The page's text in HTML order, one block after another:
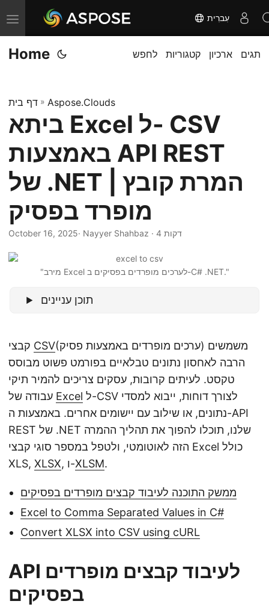
T
o
g
e
n
v
i
g
a
t
i
o
עִברִית
Home לחפש קטגוריות ארכיון תגים
דף בית » Aspose.Clouds
ביתא Excel ל- CSV
באמצעות API REST
של .NET | המרת קובץ
מופרד בפסיק
October 16, 2025 · Nayyer Shahbaz · 4 דקות
"מירב Excel לערכים מופרדים בפסיקים ב-C# .NET."
תוכן עניינים
CSV(ערכים מופרדים באמצעות פסיק) משמשים
הרבה לאחסון נתונים טבלאיים בפורמט פשוט מבוסס
טקסט. לעיתים קרובות, עסקים צריכים להמיר תיקי
Excel
נתונים, או שילוב עם יישומים אחרים. באמצעות ה-API
REST של .NET שלנו, תוכלו להפוך את תהליך ההמרה
הזה לאוטומטי, ולטפל במספר סוגי קבצי Excel כולל
XLS, XLSX , ו-XLSM.
ממשק התוכנה לעיבוד קבצים מופרדים בפסיקים
Excel to Comma Separated Values in C#
Convert XLSX into CSV using cURL
API לעיבוד קבצים מופרדים
בפסיקים